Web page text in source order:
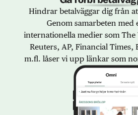
Hindrar betalväggar dig från
Genom samarbeten med
internationella medier som The
Reuters, AP, Financial Times,
m.fl. låser vi upp länkar som